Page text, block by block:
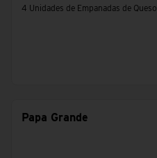
4 Unidades de Empanadas de Queso
Papa Grande